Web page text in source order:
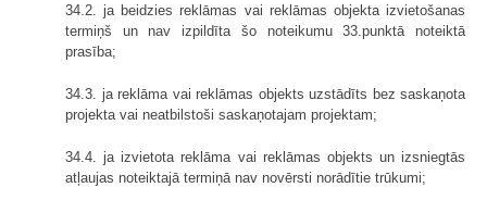
34.2. ja beidzies reklāmas vai reklāmas objekta izvietošanas
termiņš un nav izpildīta šo noteikumu 33.punktā noteiktā
prasība;
34.3. ja reklāma vai reklāmas objekts uzstādīts bez saskaņota
projekta vai neatbilstoši saskaņotajam projektam;
34.4. ja izvietota reklāma vai reklāmas objekts un izsniegtās
atļaujas noteiktajā termiņā nav novērsti norādītie trūkumi;